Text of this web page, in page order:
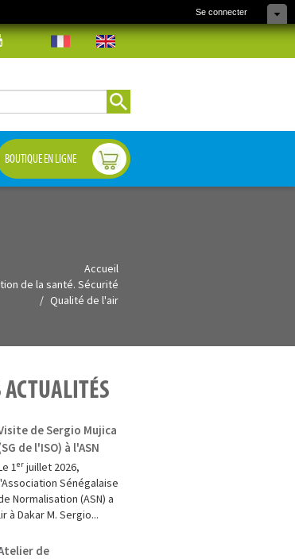
Se connecter
Formulaire de
recherche
BOUTIQUE EN LIGNE
Accueil
de la santé. Sécurité
Qualité de l'air
de Sergio Mujica
de l'ISO) à l'ASN
1ᵉʳ juillet 2026,
Sénégalaise
Normalisation (ASN) a
à Dakar M. Sergio...
de